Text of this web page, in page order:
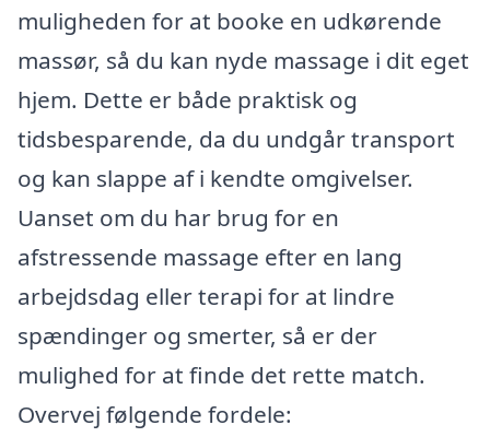
muligheden for at booke en udkørende
massør, så du kan nyde massage i dit eget
hjem. Dette er både praktisk og
tidsbesparende, da du undgår transport
og kan slappe af i kendte omgivelser.
Uanset om du har brug for en
afstressende massage efter en lang
arbejdsdag eller terapi for at lindre
spændinger og smerter, så er der
mulighed for at finde det rette match.
Overvej følgende fordele: